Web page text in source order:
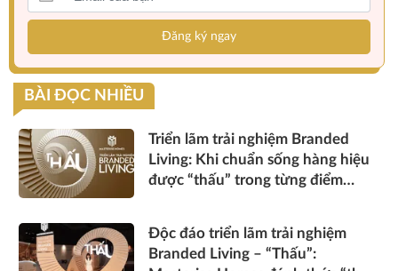
Đăng ký ngay
BÀI ĐỌC NHIỀU
Triển lãm trải nghiệm Branded
Living: Khi chuẩn sống hàng hiệu
được “thấu” trong từng điểm
Độc đáo triển lãm trải nghiệm
Branded Living – “Thấu”: